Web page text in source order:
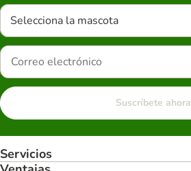
Selecciona la mascota
Suscríbete ahora
Servicios